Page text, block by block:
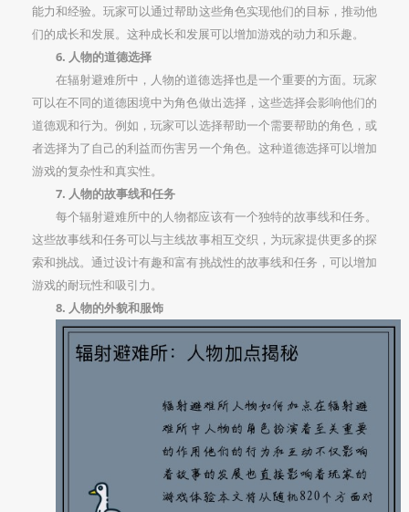
能力和经验。玩家可以通过帮助这些角色实现他们的目标，推动他
们的成长和发展。这种成长和发展可以增加游戏的动力和乐趣。
6. 人物的道德选择
在辐射避难所中，人物的道德选择也是一个重要的方面。玩家
可以在不同的道德困境中为角色做出选择，这些选择会影响他们的
道德观和行为。例如，玩家可以选择帮助一个需要帮助的角色，或
者选择为了自己的利益而伤害另一个角色。这种道德选择可以增加
游戏的复杂性和真实性。
7. 人物的故事线和任务
每个辐射避难所中的人物都应该有一个独特的故事线和任务。
这些故事线和任务可以与主线故事相互交织，为玩家提供更多的探
索和挑战。通过设计有趣和富有挑战性的故事线和任务，可以增加
游戏的耐玩性和吸引力。
8. 人物的外貌和服饰